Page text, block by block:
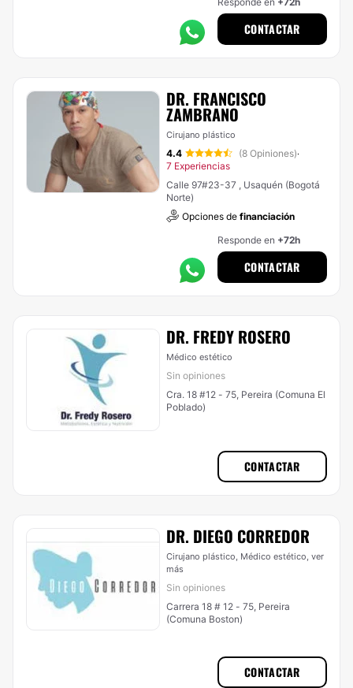
CONTACTAR
DR. FRANCISCO
ZAMBRANO
Cirujano plástico
4.4 (8 Opiniones)·
7 Experiencias
Calle 97#23-37 , Usaquén (Bogotá
Norte)
Opciones de financiación
Responde en +72h
CONTACTAR
DR. FREDY ROSERO
Médico estético
Sin opiniones
Cra. 18 #12 - 75, Pereira (Comuna El
Poblado)
CONTACTAR
DR. DIEGO CORREDOR
Cirujano plástico, Médico estético, ver
más
Sin opiniones
Carrera 18 # 12 - 75, Pereira
(Comuna Boston)
CONTACTAR